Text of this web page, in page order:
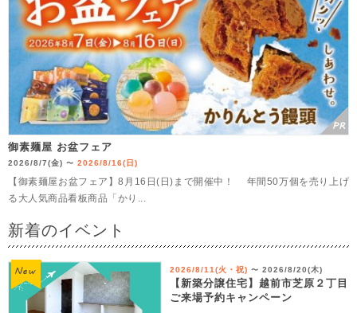
御素麺屋 お盆フェア
2026/8/7(金) 〜 2026/8/16(日)
【御素麺屋お盆フェア】8月16日(日)まで開催中！ 年間50万個を売り上げ
る大人気商品看板商品「かり...
新着のイベント
2026/8/11(火・祝) 〜 2026/8/20(木)
【新築分譲住宅】越前市芝原２丁目
ご来場予約キャンペーン